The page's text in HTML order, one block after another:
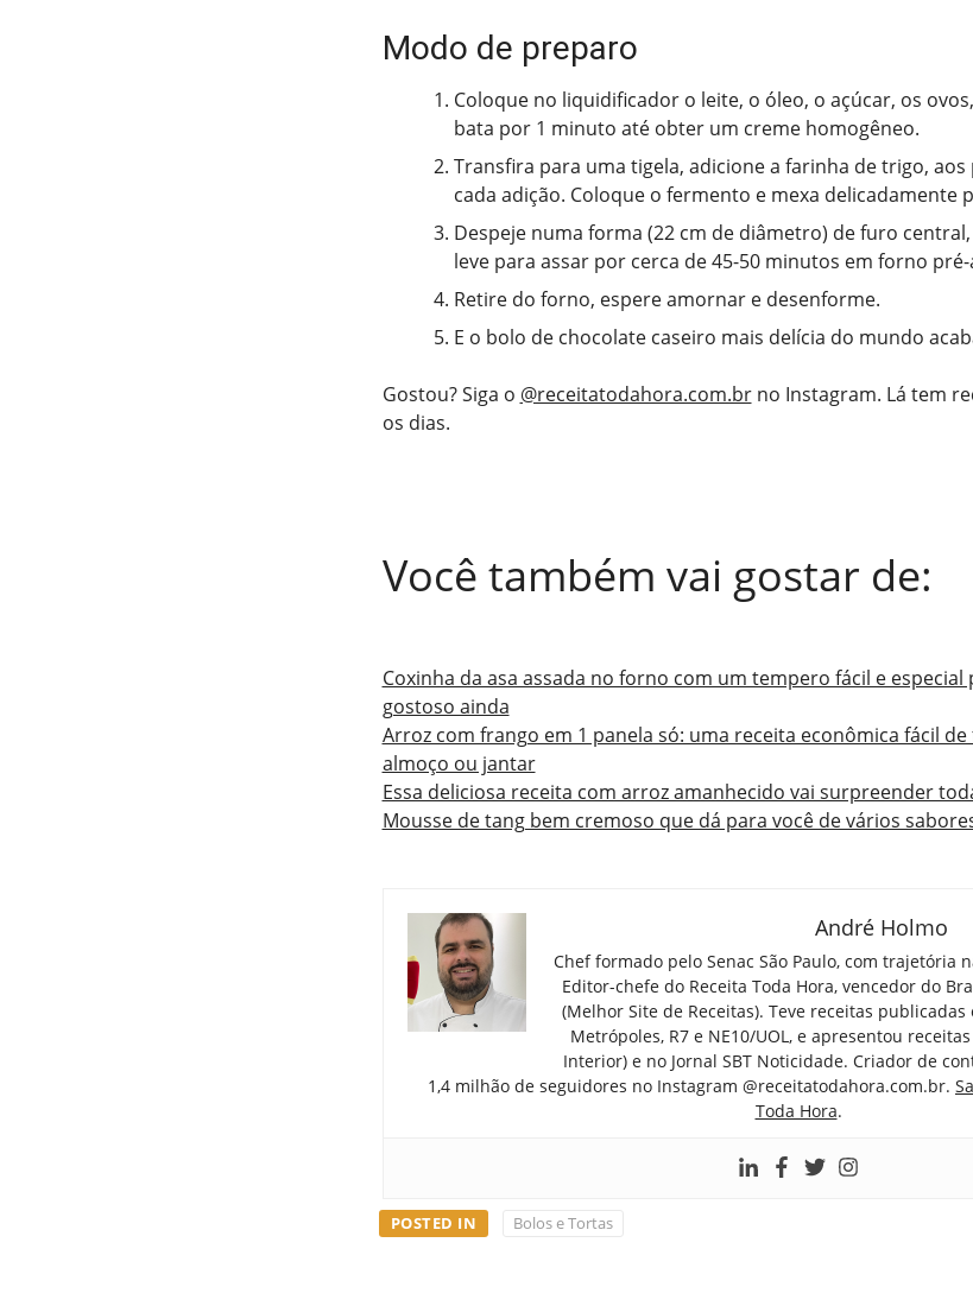
Modo de preparo
Coloque no liquidificador o leite, o óleo, o açúcar, os
bata por 1 minuto até obter um creme homogêneo.
Transfira para uma tigela, adicione a farinha de trigo,
cada adição. Coloque o fermento e mexa delicadamente
Despeje numa forma (22 cm de diâmetro) de furo
leve para assar por cerca de 45-50 minutos em forno
Retire do forno, espere amornar e desenforme.
E o bolo de chocolate caseiro mais delícia do mundo
Gostou? Siga o @receitatodahora.com.brno Instagram. Lá tem
os dias.
Você também vai gostar de:
Coxinha da asa assada no forno com um tempero fácil e
gostoso ainda
Arroz com frango em 1 panela só: uma receita econômica fácil
almoço ou jantar
Essa deliciosa receita com arroz amanhecido vai surpreender
Mousse de tang bem cremoso que dá para você de vários
André Holmo
Chef formado pelo Senac São Paulo, com trajetória
Editor-chefe do Receita Toda Hora, vencedor do
(Melhor Site de Receitas). Teve receitas
Metrópoles, R7 e NE10/UOL, e apresentou receitas
Interior) e no Jornal SBT Noticidade. Criador de
1,4 milhão de seguidores no Instagram @receitatodahora.com.br.
Toda Hora.
POSTED IN Bolos e Tortas